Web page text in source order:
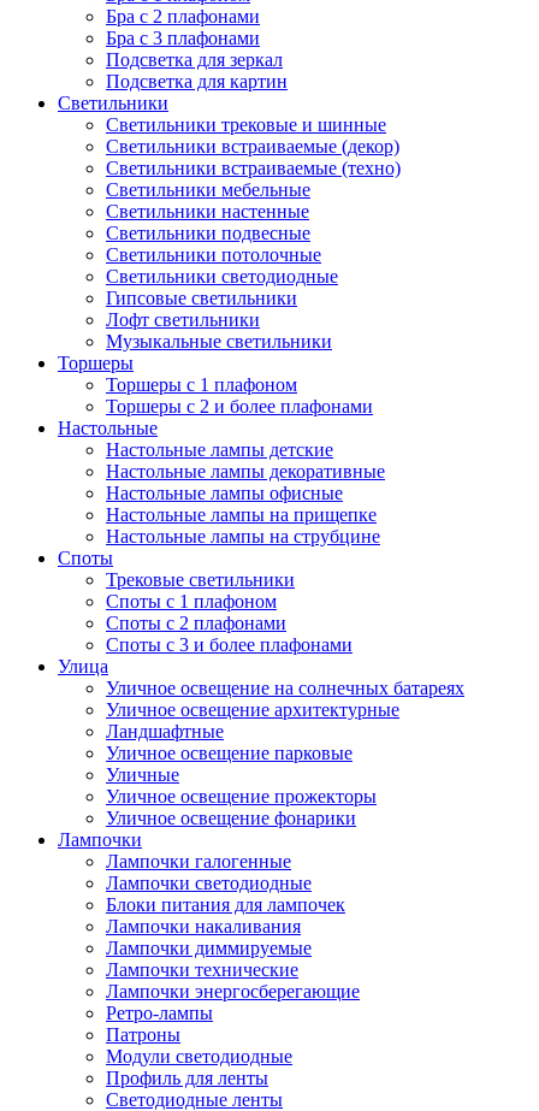
Бра с 2 плафонами
Бра с 3 плафонами
Подсветка для зеркал
Подсветка для картин
Светильники
Светильники трековые и шинные
Светильники встраиваемые (декор)
Светильники встраиваемые (техно)
Светильники мебельные
Светильники настенные
Светильники подвесные
Светильники потолочные
Светильники светодиодные
Гипсовые светильники
Лофт светильники
Музыкальные светильники
Торшеры
Торшеры с 1 плафоном
Торшеры с 2 и более плафонами
Настольные
Настольные лампы детские
Настольные лампы декоративные
Настольные лампы офисные
Настольные лампы на прищепке
Настольные лампы на струбцине
Споты
Трековые светильники
Споты с 1 плафоном
Споты с 2 плафонами
Споты с 3 и более плафонами
Улица
Уличное освещение на солнечных батареях
Уличное освещение архитектурные
Ландшафтные
Уличное освещение парковые
Уличные
Уличное освещение прожекторы
Уличное освещение фонарики
Лампочки
Лампочки галогенные
Лампочки светодиодные
Блоки питания для лампочек
Лампочки накаливания
Лампочки диммируемые
Лампочки технические
Лампочки энергосберегающие
Ретро-лампы
Патроны
Модули светодиодные
Профиль для ленты
Светодиодные ленты